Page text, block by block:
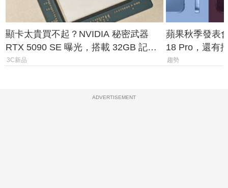
顯卡太貴買不起？NVIDIA 秘密武器
RTX 5090 SE 曝光，搭載 32GB 記憶
體
3C新品
蘋果秋季發表
18 Pro，還有
測一次看
趨勢
ADVERTISEMENT